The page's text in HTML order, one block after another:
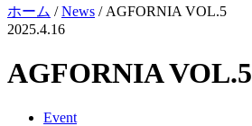
ホーム /News / AGFORNIA VOL.5
2025.4.16
AGFORNIA VOL.5
Event